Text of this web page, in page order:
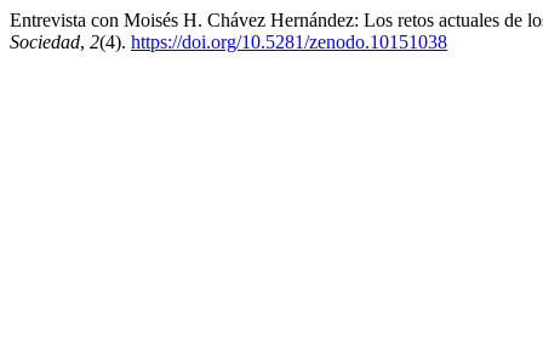
Entrevista con Moisés H. Chávez Hernández: Los retos actuales
Sociedad, 2(4). https://doi.org/10.5281/zenodo.10151038